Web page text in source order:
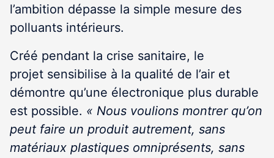
l’ambition dépasse la simple mesure des
polluants intérieurs.
Créé pendant la crise sanitaire, le
projet sensibilise à la qualité de l’air et
démontre qu’une électronique plus durable
est possible. « Nous voulions montrer qu’on
peut faire un produit autrement, sans
matériaux plastiques omniprésents, sans